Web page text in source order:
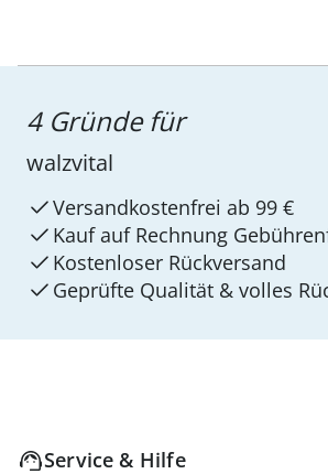
4 Gründe für
walzvital
Versandkostenfrei ab 99 €
Kauf auf Rechnung
Kostenloser Rückversand
Geprüfte Qualität & volles
Service & Hilfe